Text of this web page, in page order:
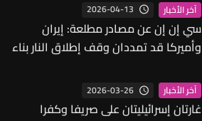
آخر الأخبار 2026-04-13
سي إن إن عن مصادر مطلعة: إيران
وأميركا قد تمددان وقف إطلاق النار بناء
المقبلة
آخر الأخبار 2026-03-26
غارتان إسرائيليتان على صريفا وكفرا